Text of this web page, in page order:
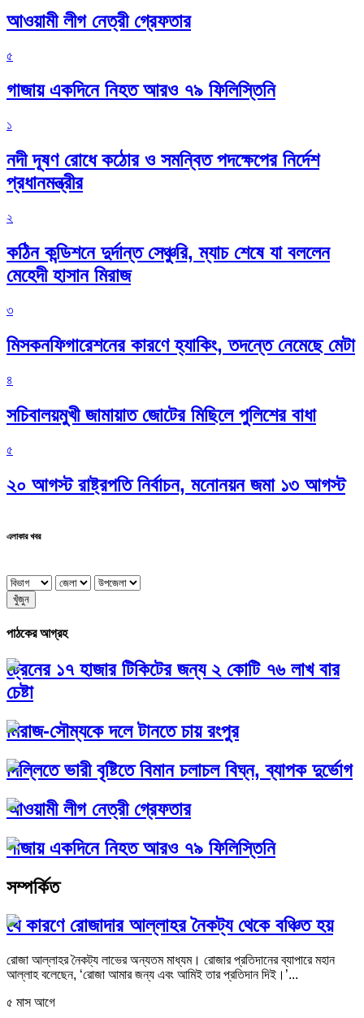
আওয়ামী লীগ নেত্রী গ্রেফতার
৫
গাজায় একদিনে নিহত আরও ৭৯ ফিলিস্তিনি
১
নদী দূষণ রোধে কঠোর ও সমন্বিত পদক্ষেপের নির্দেশ
প্রধানমন্ত্রীর
২
কঠিন কন্ডিশনে দুর্দান্ত সেঞ্চুরি, ম্যাচ শেষে যা বললেন
মেহেদী হাসান মিরাজ
৩
মিসকনফিগারেশনের কারণে হ্যাকিং, তদন্তে নেমেছে মেটা
৪
সচিবালয়মুখী জামায়াত জোটের মিছিলে পুলিশের বাধা
৫
২০ আগস্ট রাষ্ট্রপতি নির্বাচন, মনোনয়ন জমা ১৩ আগস্ট
এলাকার খবর
খুঁজুন
পাঠকের আগ্রহ
ট্রেনের ১৭ হাজার টিকিটের জন্য ২ কোটি ৭৬ লাখ বার
চেষ্টা
মিরাজ-সৌম্যকে দলে টানতে চায় রংপুর
দিল্লিতে ভারী বৃষ্টিতে বিমান চলাচল বিঘ্ন, ব্যাপক দুর্ভোগ
আওয়ামী লীগ নেত্রী গ্রেফতার
গাজায় একদিনে নিহত আরও ৭৯ ফিলিস্তিনি
সম্পর্কিত
যে কারণে রোজাদার আল্লাহর নৈকট্য থেকে বঞ্চিত হয়
রোজা আল্লাহর নৈকট্য লাভের অন্যতম মাধ্যম। রোজার প্রতিদানের ব্যাপারে মহান
আল্লাহ বলেছেন, ‘রোজা আমার জন্য এবং আমিই তার প্রতিদান দিই।’...
৫ মাস আগে